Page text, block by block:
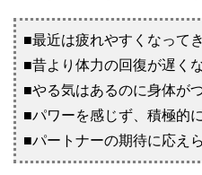
■最近は疲れやすくなって
■昔より体力の回復が遅く
■やる気はあるのに身体が
■パワーを感じず、積極的
■パートナーの期待に応え